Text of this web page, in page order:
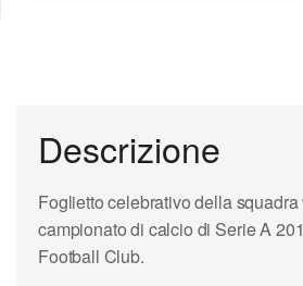
Descrizione
Foglietto celebrativo della
campionato di calcio di Serie A
Football Club.